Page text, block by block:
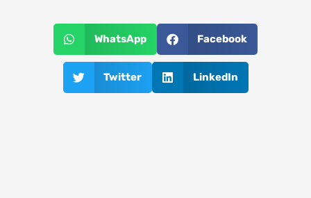
WhatsApp Facebook
Twitter LinkedIn